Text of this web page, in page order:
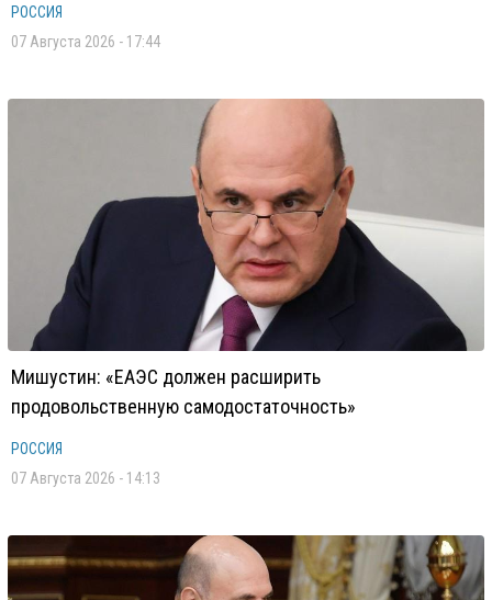
РОССИЯ
07 Августа 2026 - 17:44
Мишустин: «ЕАЭС должен расширить
продовольственную самодостаточность»
РОССИЯ
07 Августа 2026 - 14:13